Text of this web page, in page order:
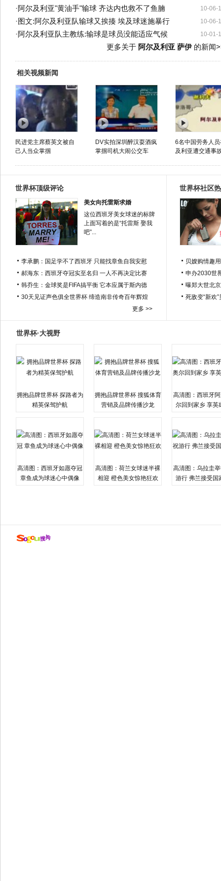
10-06-
·阿尔及利亚"黄油手"输球 齐达内也救不了鱼腩
10-06-
· 图文:阿尔及利亚队输球又挨揍 埃及球迷施暴行
10-01-
·阿尔及利亚队主教练:输球是球员没能适应气候
更多关于 阿尔及利亚 萨伊的新闻
相关视频新闻
民进党主席蔡英文被自
己人当众掌掴
DV实拍深圳醉汉耍酒疯
掌掴司机大闹公交车
6名中国劳务人
及利亚遭交通事
世界杯顶级评论
美女向托雷斯求婚
这位西班牙美女球迷的标牌
上面写着的是“托雷斯 娶我
吧”...
李承鹏：国足学不了西班牙 只能找章鱼自我安慰
郝海东：西班牙夺冠实至名归 一人不再决定比赛
韩乔生：金球奖是FIFA搞平衡 它本应属于斯内德
30天见证声色俱全世界杯 缔造南非传奇百年辉煌
更多 >>
世界杯社区
贝嫂购情趣
申办2030世
曝郑大世北
死敌变“新欢
世界杯·大视野
拥抱品牌世界杯 探路者为
精英保驾护航
拥抱品牌世界杯 搜狐体育
营销及品牌传播沙龙
高清图：西班牙
尔回到家乡 享英
高清图：西班牙如愿夺冠
章鱼成为球迷心中偶像
高清图：荷兰女球迷半裸
相迎 橙色美女惊艳狂欢
高清图：乌拉圭
游行 弗兰接受国